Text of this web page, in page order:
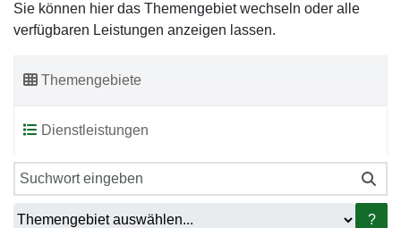
Sie können hier das Themengebiet wechseln oder alle
verfügbaren Leistungen anzeigen lassen.
Themengebiete
Dienstleistungen
?